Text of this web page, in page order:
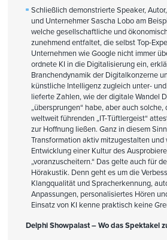
Schließlich demonstrierte Speaker,
und Unternehmer Sascha Lobo am
welche gesellschaftliche und
zunehmend entfaltet, die selbst Top-
Unternehmen wie Google nicht immer
ordnete KI in die Digitalisierung ein,
Branchendynamik der Digitalkonzerne
künstliche Intelligenz zugleich unter-
lieferte Zahlen, wie der digitale Wandel
„übersprungen“ habe, aber auch
weltweit führenden „IT-Tüftlergeist“
zur Hoffnung ließen. Ganz in diesem
Transformation aktiv mitzugestalten und
Entwicklung einer Kultur des
„voranzuscheitern.“ Das gelte auch für
Hörakustik. Denn geht es um die
Klangqualität und Spracherkennung,
Anpassungen, personalisiertes Hören
Einsatz von KI kenne praktisch keine
Delphi Showpalast – Wo das Spektakel